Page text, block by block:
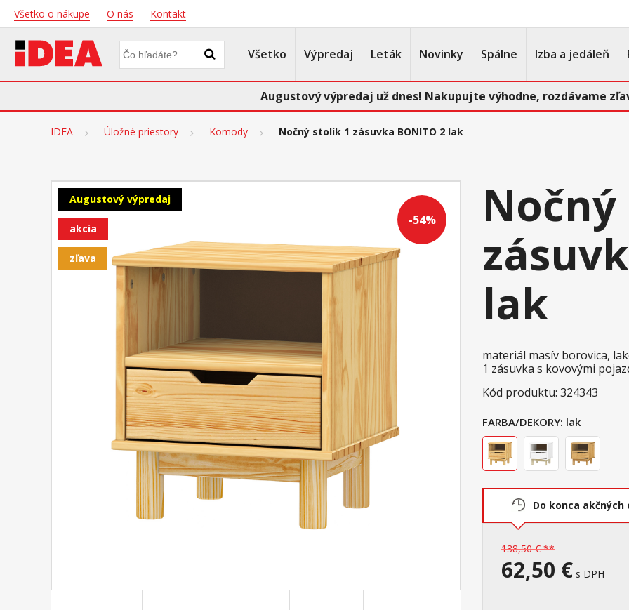
Všetko o nákupe O nás Kontakt
Všetko Výpredaj Leták Novinky Spálne Izba a jedáleň
Augustový výpredaj už dnes! Nakupujte výhodne, rozdávame
IDEA Úložné priestory Komody Nočný stolík 1 zásuvka BONITO 2 lak
-54%
Augustový výpredaj
akcia
zľava
lak
materiál masív borovica,
1 zásuvka s kovovými
Kód produktu: 324343
FARBA/DEKORY: lak
Do konca
138,50 € **
62,50 € s DPH